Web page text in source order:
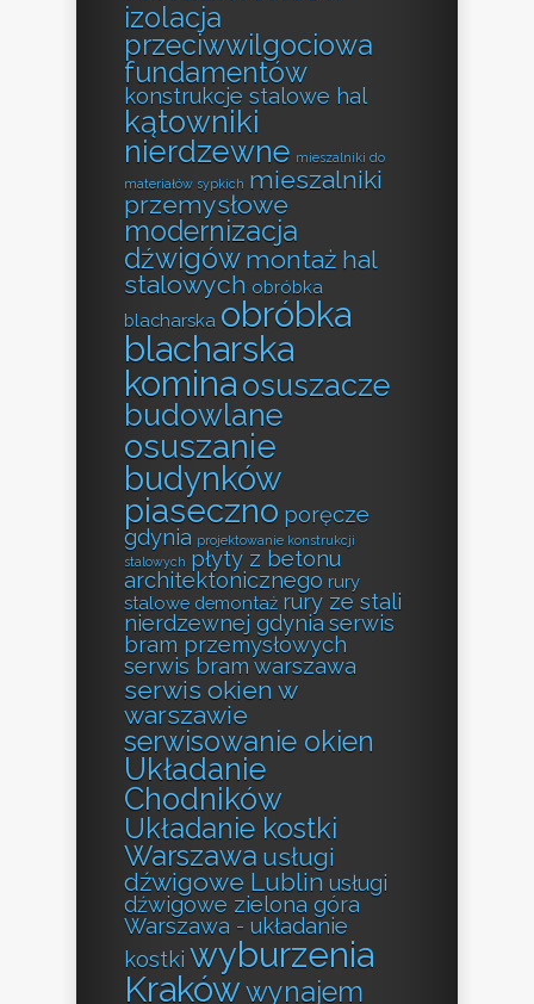
izolacja
przeciwwilgociowa
fundamentów
konstrukcje stalowe hal
kątowniki
nierdzewne mieszalniki do
materiałów sypkich mieszalniki
przemysłowe
modernizacja
dźwigów montaż hal
stalowych obróbka
blacharska obróbka
blacharska
komina osuszacze
budowlane
osuszanie
budynków
piaseczno poręcze
gdynia projektowanie konstrukcji
stalowych płyty z betonu
architektonicznego rury
stalowe demontaż rury ze stali
nierdzewnej gdynia serwis
bram przemysłowych
serwis bram warszawa
serwis okien w
warszawie
serwisowanie okien
Układanie
Chodników
Układanie kostki
Warszawa usługi
dźwigowe Lublin usługi
dźwigowe zielona góra
Warszawa - układanie
kostki wyburzenia
Krakówwynajem